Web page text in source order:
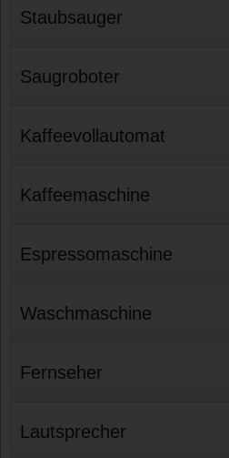
Staubsauger
Saugroboter
Kaffeevollautomat
Kaffeemaschine
Espressomaschine
Waschmaschine
Fernseher
Lautsprecher